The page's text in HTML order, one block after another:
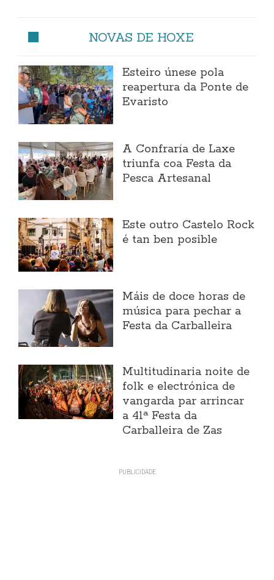
NOVAS DE HOXE
Esteiro únese pola
reapertura da Ponte de
Evaristo
A Confraría de Laxe
triunfa coa Festa da
Pesca Artesanal
Este outro Castelo Rock
é tan ben posible
Máis de doce horas de
música para pechar a
Festa da Carballeira
Multitudinaria noite de
folk e electrónica de
vangarda par arrincar
a 41ª Festa da
Carballeira de Zas